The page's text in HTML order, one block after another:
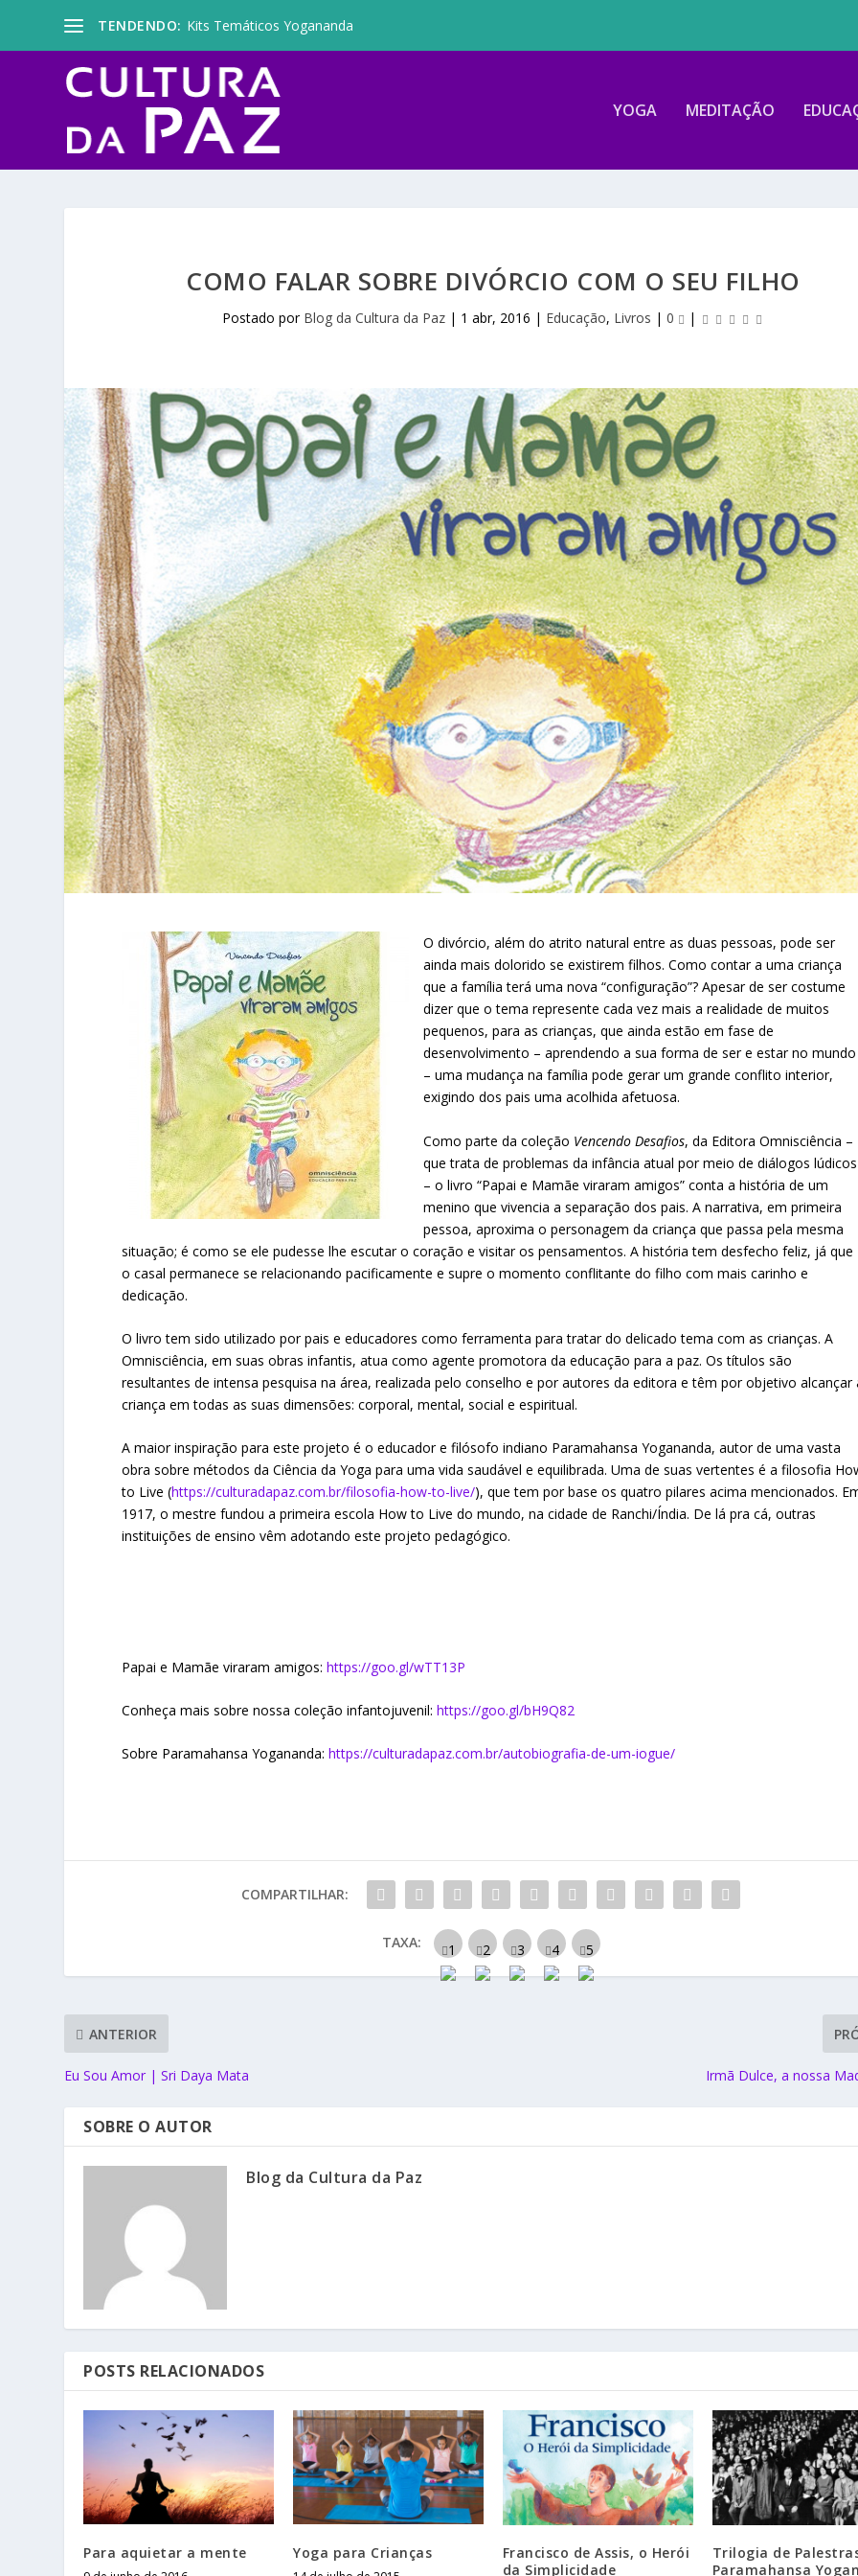
TENDENDO: Kits Temáticos Yogananda
YOGA MEDITAÇÃO
COMO FALAR SOBRE DIVÓRCIO COM O SEU FILHO
Postado por Blog da Cultura da Paz | 1 abr, 2016 | Educação, Livros |0 |
O divórcio, além do atrito natural entre as duas pessoas, pode ser
ainda mais dolorido se existirem filhos. Como contar a uma criança
que a família terá uma nova “configuração”? Apesar de ser costume
dizer que o tema represente cada vez mais a realidade de muitos
pequenos, para as crianças, que ainda estão em fase de
desenvolvimento – aprendendo a sua forma de ser e estar no mundo
– uma mudança na família pode gerar um grande conflito interior,
exigindo dos pais uma acolhida afetuosa.
Como parte da coleção Vencendo Desafios, da Editora Omnisciência –
que trata de problemas da infância atual por meio de diálogos lúdicos
– o livro “Papai e Mamãe viraram amigos” conta a história de um
menino que vivencia a separação dos pais. A narrativa, em primeira
pessoa, aproxima o personagem da criança que passa pela mesma
situação; é como se ele pudesse lhe escutar o coração e visitar os pensamentos. A história tem desfecho feliz, já que
o casal permanece se relacionando pacificamente e supre o momento conflitante do filho com mais carinho e
dedicação.
O livro tem sido utilizado por pais e educadores como ferramenta para tratar do delicado tema com as crianças. A
Omnisciência, em suas obras infantis, atua como agente promotora da educação para a paz. Os títulos são
resultantes de intensa pesquisa na área, realizada pelo conselho e por autores da editora e têm por objetivo alcançar
criança em todas as suas dimensões: corporal, mental, social e espiritual.
A maior inspiração para este projeto é o educador e filósofo indiano Paramahansa Yogananda, autor de uma vasta
obra sobre métodos da Ciência da Yoga para uma vida saudável e equilibrada. Uma de suas vertentes é a filosofia
to Live (https://culturadapaz.com.br/filosofia-how-to-live/), que tem por base os quatro pilares acima mencionados.
1917, o mestre fundou a primeira escola How to Live do mundo, na cidade de Ranchi/Índia. De lá pra cá, outras
instituições de ensino vêm adotando este projeto pedagógico.
Papai e Mamãe viraram amigos:https://goo.gl/wTT13P
Conheça mais sobre nossa coleção infantojuvenil:https://goo.gl/bH9Q82
Sobre Paramahansa Yogananda:https://culturadapaz.com.br/autobiografia-de-um-iogue/
COMPARTILHAR:
TAXA:
ANTERIOR
Eu Sou Amor | Sri Daya Mata Irmã Dulce, a nossa
SOBRE O AUTOR
Blog da Cultura da Paz
POSTS RELACIONADOS
Para aquietar a mente Yoga para Crianças
Francisco de Assis, o Herói
da Simplicidade
Trilogia de
Paramahansa